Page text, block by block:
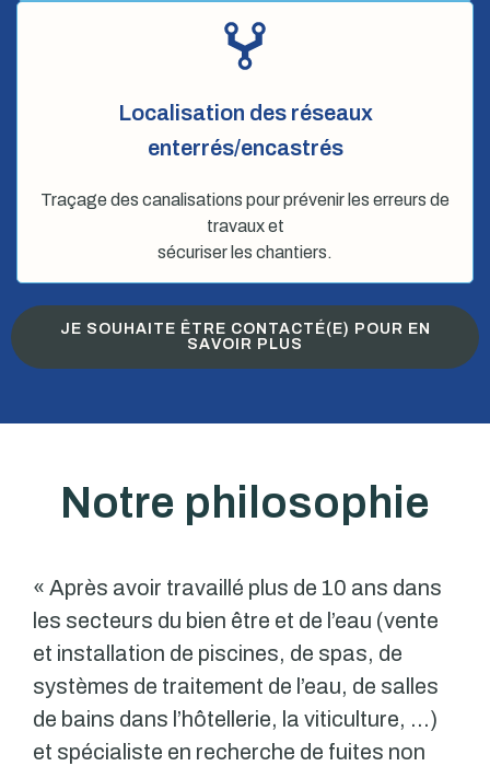
Localisation des réseaux
enterrés/encastrés
Traçage des canalisations pour prévenir les erreurs de
travaux et
sécuriser les chantiers.
JE SOUHAITE ÊTRE CONTACTÉ(E) POUR EN
SAVOIR PLUS
Notre philosophie
« Après avoir travaillé plus de 10 ans dans
les secteurs du bien être et de l’eau (vente
et installation de piscines, de spas, de
systèmes de traitement de l’eau, de salles
de bains dans l’hôtellerie, la viticulture, …)
et spécialiste en recherche de fuites non